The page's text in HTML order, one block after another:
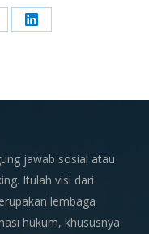
Share
jawab sosial atau
Itulah visi dari
lembaga
hukum, khususnya